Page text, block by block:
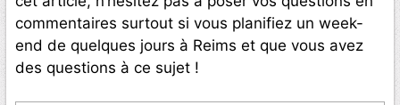
commentaires surtout si vous planifiez un week-
end de quelques jours à Reims et que vous avez
des questions à ce sujet !